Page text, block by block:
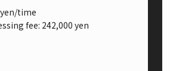
time
fee: 242,000 yen